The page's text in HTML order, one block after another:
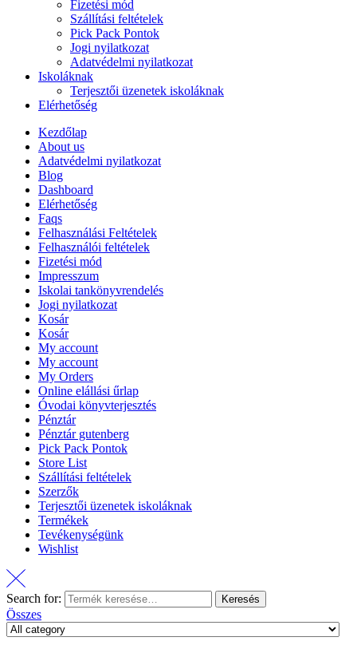
Fizetési mód
Szállítási feltételek
Pick Pack Pontok
Jogi nyilatkozat
Adatvédelmi nyilatkozat
Iskoláknak
Terjesztői üzenetek iskoláknak
Elérhetőség
Kezdőlap
About us
Adatvédelmi nyilatkozat
Blog
Dashboard
Elérhetőség
Faqs
Felhasználási Feltételek
Felhasználói feltételek
Fizetési mód
Impresszum
Iskolai tankönyvrendelés
Jogi nyilatkozat
Kosár
Kosár
My account
My account
My Orders
Online elállási űrlap
Óvodai könyvterjesztés
Pénztár
Pénztár gutenberg
Pick Pack Pontok
Store List
Szállítási feltételek
Szerzők
Terjesztői üzenetek iskoláknak
Termékek
Tevékenységünk
Wishlist
Search for: Keresés
Összes